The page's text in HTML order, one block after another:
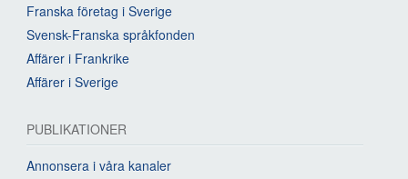
Franska företag i Sverige
Svensk-Franska språkfonden
Affärer i Frankrike
Affärer i Sverige
PUBLIKATIONER
Annonsera i våra kanaler